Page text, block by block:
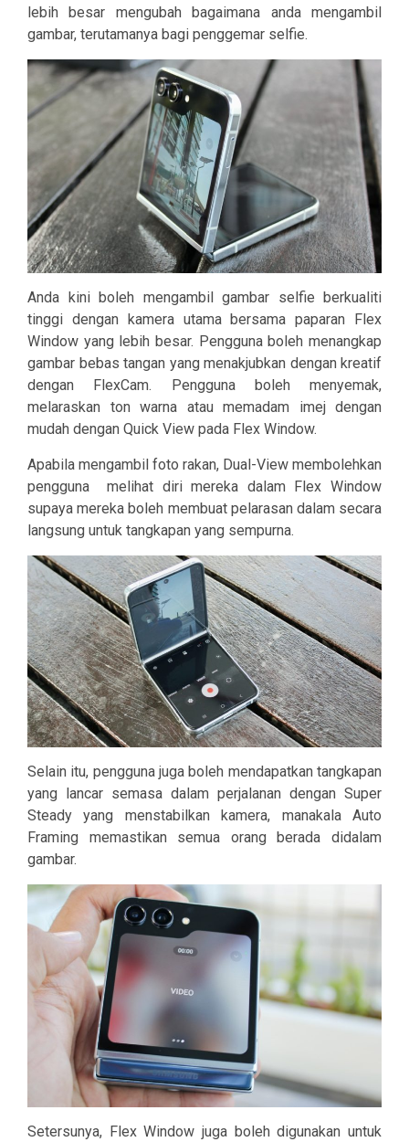
lebih besar mengubah bagaimana anda mengambil
gambar, terutamanya bagi penggemar selfie.
Anda kini boleh mengambil gambar selfie berkualiti
tinggi dengan kamera utama bersama paparan Flex
Window yang lebih besar. Pengguna boleh menangkap
gambar bebas tangan yang menakjubkan dengan kreatif
dengan FlexCam. Pengguna boleh menyemak,
melaraskan ton warna atau memadam imej dengan
mudah dengan Quick View pada Flex Window.
Apabila mengambil foto rakan, Dual-View membolehkan
pengguna
melihat diri mereka dalam Flex Window
supaya mereka boleh membuat pelarasan dalam secara
langsung untuk tangkapan yang sempurna.
Selain itu, pengguna juga boleh mendapatkan tangkapan
yang lancar semasa dalam perjalanan dengan Super
Steady yang menstabilkan kamera, manakala Auto
Framing memastikan semua orang berada didalam
gambar.
Setersunya, Flex Window juga boleh digunakan untuk